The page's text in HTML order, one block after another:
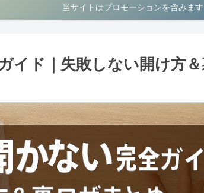
当サイトはプロモーションを含みます
イド｜失敗しない開け方＆